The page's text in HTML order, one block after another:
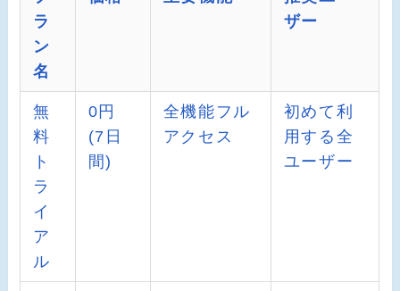
ラ
ン
名
ザー
無
料
ト
ラ
イ
ア
ル
0円
(7日
間)
全機能フル
アクセス
初めて利
用する全
ユーザー